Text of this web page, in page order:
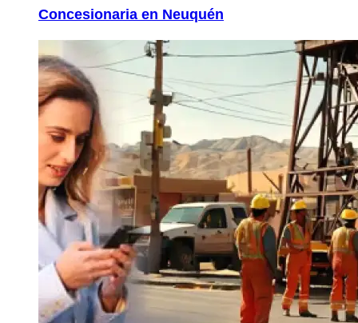
Concesionaria en Neuquén